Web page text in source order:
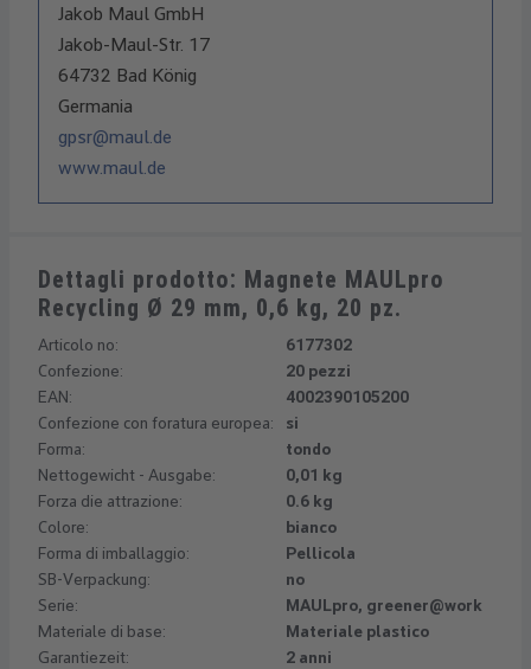
Jakob Maul GmbH
Jakob-Maul-Str. 17
64732 Bad König
Germania
gpsr@maul.de
www.maul.de
Dettagli prodotto: Magnete MAULpro
Recycling Ø 29 mm, 0,6 kg, 20 pz.
Articolo no:
6177302
Confezione:
20 pezzi
EAN:
4002390105200
Confezione con foratura europea:
si
Forma:
tondo
Nettogewicht - Ausgabe:
0,01 kg
Forza die attrazione:
0.6 kg
Colore:
bianco
Forma di imballaggio:
Pellicola
SB-Verpackung:
no
Serie:
MAULpro, greener@work
Materiale di base:
Materiale plastico
Garantiezeit:
2 anni